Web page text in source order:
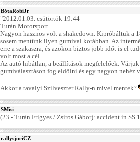
BótaRobiJr
"2012.01.03. csütörtök 19:44
Turán Motorsport
Nagyon hasznos volt a shakedown. Kipróbáltuk a
sosem mentünk ilyen gumival korábban. Az
erre a szakaszra, és azokon biztos jobb időt is el
volt most a cél.
Az autó hibátlan, a beállítások megfelelőek.
gumiválasztáson fog eldőlni és egy nagyon nehéz
Akkor a tavalyi Szilveszter Rally-n mivel mentek?
SMisi
(23 - Turán Frigyes / Zsiros Gábor): accident in SS 1
rallysjociCZ